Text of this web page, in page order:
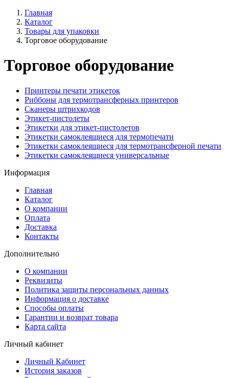
Главная
Каталог
Товары для упаковки
Торговое оборудование
Торговое оборудование
Принтеры печати этикеток
Риббоны для термотрансферных принтеров
Сканеры штрихкодов
Этикет-пистолеты
Этикетки для этикет-пистолетов
Этикетки самоклеящиеся для термопечати
Этикетки самоклеящиеся для термотрансферной печати
Этикетки самоклеящиеся универсальные
Информация
Главная
Каталог
О компании
Оплата
Доставка
Контакты
Дополнительно
О компании
Реквизиты
Политика защиты персональных данных
Информация о доставке
Способы оплаты
Гарантии и возврат товара
Карта сайта
Личный кабинет
Личный Кабинет
История заказов